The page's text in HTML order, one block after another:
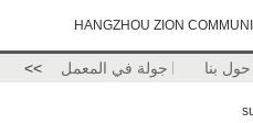
HANGZHOU ZION
حول بنا جولة في المعمل >>